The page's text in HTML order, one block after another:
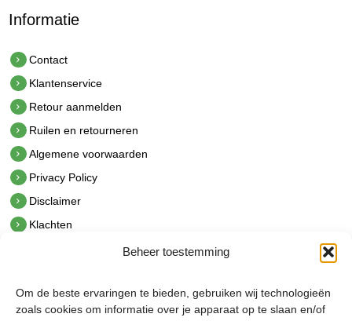
Beheer toestemming
Om de beste ervaringen te bieden, gebruiken wij technologieën
zoals cookies om informatie over je apparaat op te slaan en/of
Informatie
Contact
Klantenservice
Retour aanmelden
Ruilen en retourneren
Algemene voorwaarden
Privacy Policy
Disclaimer
Klachten
hetindustriehuis B.V.
De Hoek 1 1601 MR Enkhuizen